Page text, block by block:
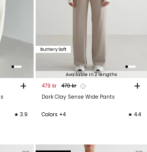
+
★ 3.9
Available in 2 lengths
Buttery Soft
Dark Clay Sense Wide Pants
479 kr 479 kr +
Colors +4 ★ 4.4